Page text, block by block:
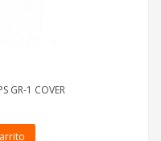
GR-1 COVER